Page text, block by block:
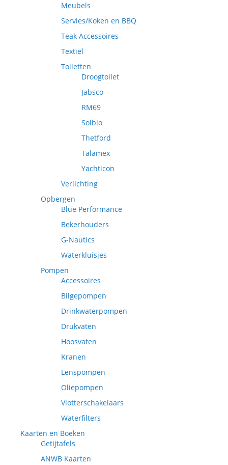
Meubels
Servies/Koken en BBQ
Teak Accessoires
Textiel
Toiletten
Droogtoilet
Jabsco
RM69
Solbio
Thetford
Talamex
Yachticon
Verlichting
Opbergen
Blue Performance
Bekerhouders
G-Nautics
Waterkluisjes
Pompen
Accessoires
Bilgepompen
Drinkwaterpompen
Drukvaten
Hoosvaten
Kranen
Lenspompen
Oliepompen
Vlotterschakelaars
Waterfilters
Kaarten en Boeken
Getijtafels
ANWB Kaarten